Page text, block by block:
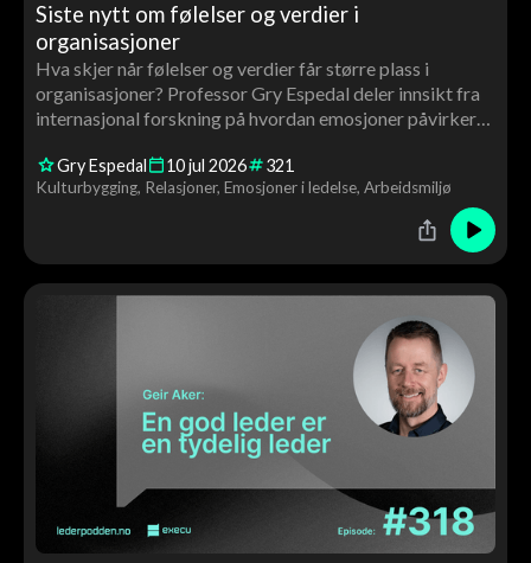
Siste nytt om følelser og verdier i
organisasjoner
Hva skjer når følelser og verdier får større plass i
organisasjoner? Professor Gry Espedal deler innsikt fra
internasjonal forskning på hvordan emosjoner påvirker
hvorfor verdiarbeid handler om langt mer enn ord på
veggen.
Gry Espedal 10jul 2026 321
Kulturbygging Relasjoner Emosjoner i ledelse Arbeidsmiljø